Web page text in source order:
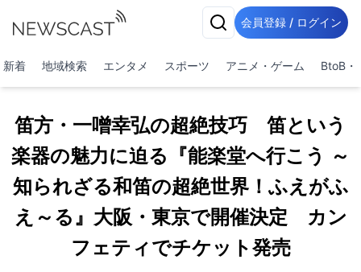
会員登録 / ログイン
新着 地域検索 エンタメ スポーツ アニメ・ゲーム BtoB・
笛方・一噌幸弘の超絶技巧 笛という
楽器の魅力に迫る『能楽堂へ行こう ～
知られざる和笛の超絶世界！ふえがふ
え～る』大阪・東京で開催決定 カン
フェティでチケット発売